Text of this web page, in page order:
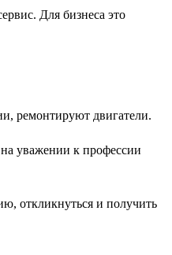
Для бизнеса это
ремонтируют двигатели.
уважении к профессии
откликнуться и получить